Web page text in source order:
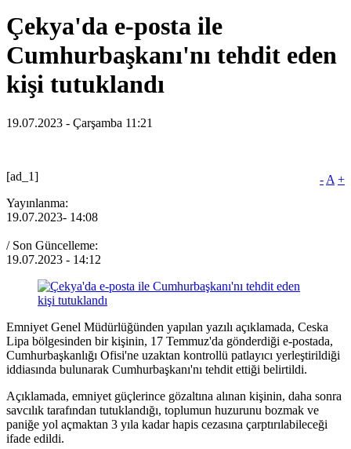
Çekya'da e-posta ile
Cumhurbaşkanı'nı tehdit eden
kişi tutuklandı
19.07.2023 - Çarşamba 11:21
- A +
[ad_1]
Yayınlanma:
19.07.2023- 14:08
/ Son Güncelleme:
19.07.2023 - 14:12
Emniyet Genel Müdürlüğünden yapılan yazılı açıklamada, Ceska
Lipa bölgesinden bir kişinin, 17 Temmuz'da gönderdiği e-postada,
Cumhurbaşkanlığı Ofisi'ne uzaktan kontrollü patlayıcı yerleştirildiği
iddiasında bulunarak Cumhurbaşkanı'nı tehdit ettiği belirtildi.
Açıklamada, emniyet güçlerince gözaltına alınan kişinin, daha sonra
savcılık tarafından tutuklandığı, toplumun huzurunu bozmak ve
paniğe yol açmaktan 3 yıla kadar hapis cezasına çarptırılabileceği
ifade edildi.